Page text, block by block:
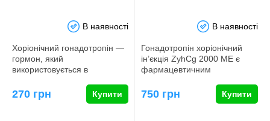
В наявності
Хоріонічний гонадотропін ―
гормон, який
використовується в
видах спорту як з…
270 грн Купити
В наявності
Гонадотропін хоріонічний
ін’єкція ZyhCg 2000 ME є
фармацевтичним
глікопротеїн…
750 грн Купити